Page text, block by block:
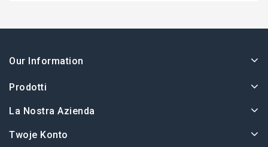
Our Information
Prodotti
La Nostra Azienda
Twoje Konto